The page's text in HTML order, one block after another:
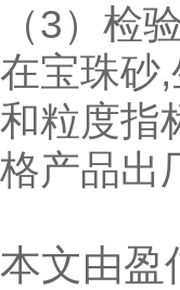
（3）检
在宝珠砂
和粒度指
格产品出
本文由盈